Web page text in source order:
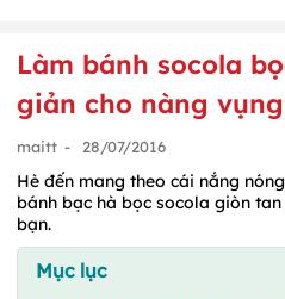
Làm bánh socola
giản cho nàng
maitt - 28/07/2016
Hè đến mang theo cái nắng
bánh bạc hà bọc socola giòn
bạn.
Mục lục